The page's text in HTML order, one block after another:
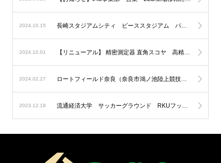
2024.10.15 長崎スタジアムシティ ピーススタジアム パートナー企業としてソディックゲートになりました。
2024.10.01 【リニューアル】 精密測定器 直角スコヤ 高精度化＆新モデルを追加
2024.02.27 ロートフィールド奈良（奈良市鴻ノ池陸上競技場）にLED投光器を納入
2023.12.18 流通経済大学 サッカーグラウンド RKUフットボールフィールドにLED投光器を納入